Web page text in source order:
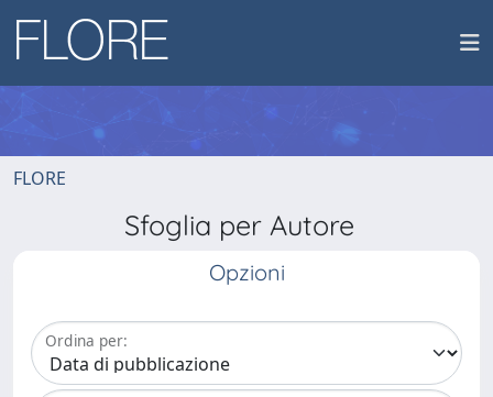
FLORE
Sfoglia per Autore
Opzioni
Ordina per: